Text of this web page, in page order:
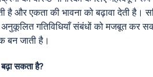
है और एकता की भावना को बढ़ावा देती है।
गतिविधियाँ संबंधों को मजबूत कर
बन जाती है।
सकता है?